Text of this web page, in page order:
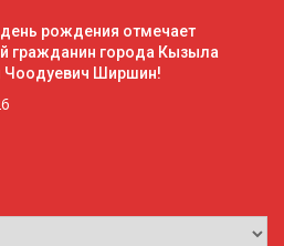
рождения отмечает
гражданин города Кызыла
Чоодуевич Ширшин!